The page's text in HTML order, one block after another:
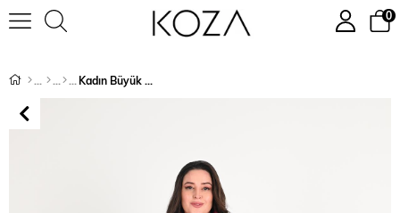
0
Kadın Büyük Beden İspanyol Paça Eşofman Takımı 8064-24